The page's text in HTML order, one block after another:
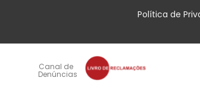
Política de
Canal de
Denúncias